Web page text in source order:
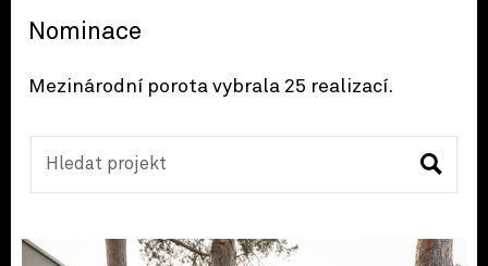
Nominace
Mezinárodní porota vybrala 25 realizací.
Hledat projekt